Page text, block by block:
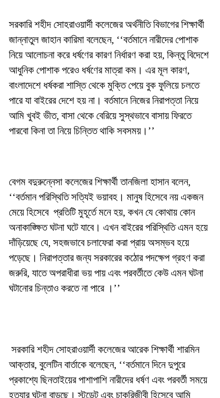
সরকারি শহীদ সোহরাওয়ার্দী কলেজের অর্থনীতি বিভাগের শিক্ষার্থী
জান্নাতুল জাহান কারিমা বলেছেন, ‘‘বর্তমানে নারীদের পোশাক
নিয়ে আলোচনা করে ধর্ষণের কারণ নির্ধারণ করা হয়, কিন্তু বিদেশে
আধুনিক পোশাক পরেও ধর্ষণের মাত্রা কম। এর মূল কারণ,
বাংলাদেশে ধর্ষকরা শাস্তি থেকে মুক্তি পেয়ে বুক ফুলিয়ে চলতে
পারে যা বাইরের দেশে হয় না। বর্তমানে নিজের নিরাপত্তা নিয়ে
আমি খুবই ভীত, বাসা থেকে বেরিয়ে সুস্থভাবে বাসায় ফিরতে
পারবো কিনা তা নিয়ে চিন্তিত থাকি সবসময়।’’
বেগম বদুরুন্নেসা কলেজের শিক্ষার্থী তানজিলা হাসান বলেন,
‘‘বর্তমান পরিস্থিতি সত্যিই ভয়াবহ। মানুষ হিসেবে নয় একজন
মেয়ে হিসেবে প্রতিটি মুহূর্তে মনে হয়, কখন যে কোথায় কোন
অনাকাঙ্ক্ষিত ঘটনা ঘটে যাবে। এখন বাইরের পরিস্থিতি এমন হয়ে
দাঁড়িয়েছে যে, সহজভাবে চলাফেরা করা প্রায় অসম্ভব হয়ে
পড়েছে। নিরাপত্তার জন্য সরকারের কঠোর পদক্ষেপ গ্রহণ করা
জরুরি, যাতে অপরাধীরা ভয় পায় এবং পরবর্তীতে কেউ এমন ঘটনা
ঘটানোর চিন্তাও করতে না পারে ।’’
সরকারি শহীদ সোহরাওয়ার্দী কলেজের আরেক শিক্ষার্থী শারমিন
আক্তার, বুলেটিন বার্তাকে বলেছেন, ‘‘বর্তমানে দিনে দুপুরে
প্রকাশ্যে ছিনতাইয়ের পাশাপাশি নারীদের ধর্ষণ এবং পরবর্তী সময়ে
হত্যার ঘটনা বাড়ছে। স্টুডেন্ট এবং চাকরিজীবী হিসেবে আমি